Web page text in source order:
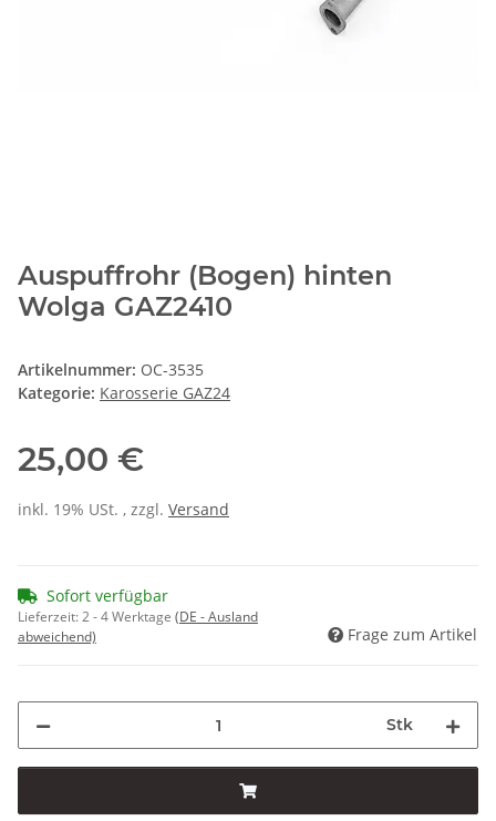
Auspuffrohr (Bogen) hinten
Wolga GAZ2410
Artikelnummer: OC-3535
Kategorie: Karosserie GAZ24
25,00 €
inkl. 19% USt. , zzgl. Versand
Sofort verfügbar
Lieferzeit:2 - 4 Werktage (DE - Ausland
abweichend)
Frage zum Artikel
Stk